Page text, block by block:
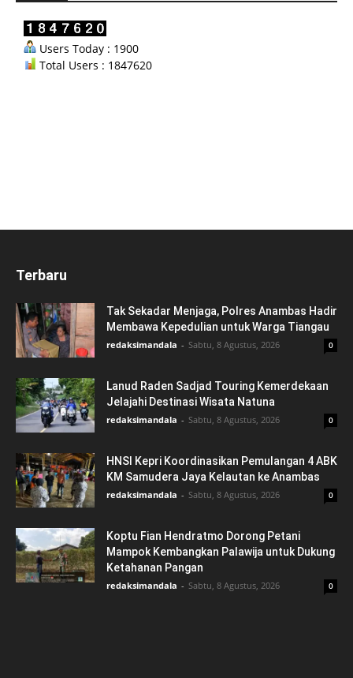
Users Today : 1900
Total Users : 1847620
Terbaru
Tak Sekadar Menjaga, Polres Anambas Hadir
Membawa Kepedulian untuk Warga Tiangau
redaksimandala - Sabtu, 8 Agustus, 2026 0
Lanud Raden Sadjad Touring Kemerdekaan
Jelajahi Destinasi Wisata Natuna
redaksimandala - Sabtu, 8 Agustus, 2026 0
HNSI Kepri Koordinasikan Pemulangan 4 ABK
KM Samudera Jaya Kelautan ke Anambas
redaksimandala - Sabtu, 8 Agustus, 2026 0
Koptu Fian Hendratmo Dorong Petani
Mampok Kembangkan Palawija untuk Dukung
Ketahanan Pangan
redaksimandala - Sabtu, 8 Agustus, 2026 0